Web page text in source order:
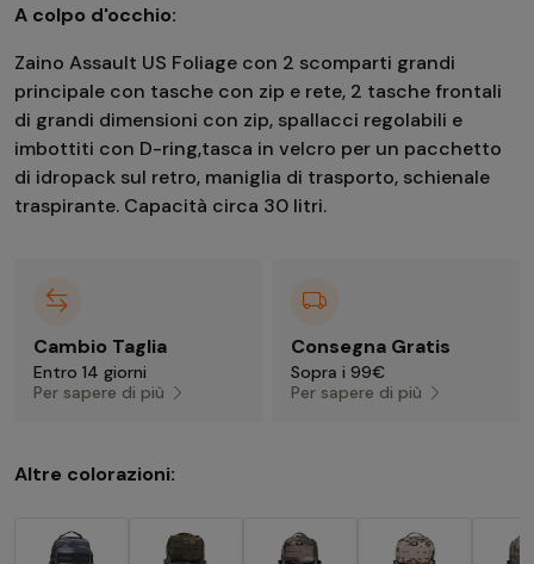
A colpo d'occhio:
Zaino Assault US Foliage con 2 scomparti grandi
principale con tasche con zip e rete, 2 tasche frontali
di grandi dimensioni con zip, spallacci regolabili e
imbottiti con D-ring,tasca in velcro per un pacchetto
di idropack sul retro, maniglia di trasporto, schienale
traspirante. Capacità circa 30 litri.
Cambio Taglia
Entro 14 giorni
Per sapere di più
Consegna Gratis
Sopra i 99€
Per sapere di più
Altre colorazioni: